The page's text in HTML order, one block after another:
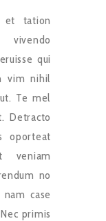
et tation
qui
vim nihil
Te mel
Detracto
oporteat
veniam
no
case
primis